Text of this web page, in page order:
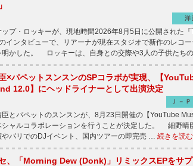
洋
プ・ロッキーが、現地時間2026年8月5日に公開された
インタビューで、リアーナが現在スタジオで新作のレコ
明かした。 ロッキーは、自身との交際や3人の子供たち
×パペットスンスンのSPコラボが実現、【
12.0】にヘッドライナーとして出演決定
Ｊ－
とパペットのスンスンが、8月23日開催の【YouTube
シャルコラボレーションを行うことが決定した。 細野晴
やパリでのDJイベント、国内ツアーの即完売 … 続きを読む
、「Morning Dew (Donk)」リミックスEPをサ